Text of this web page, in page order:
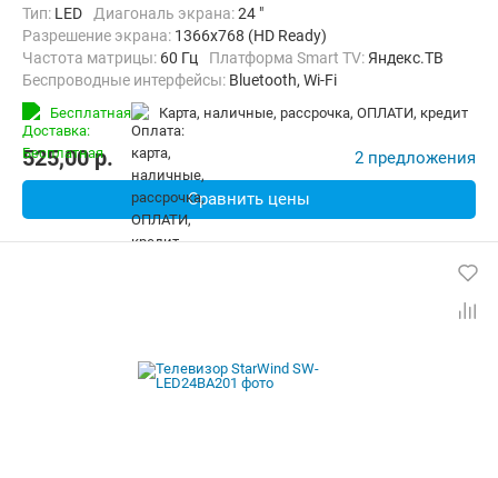
Тип: LED Диагональ экрана:24 "
Разрешение экрана: 1366x768 (HD Ready)
Частота матрицы: 60 Гц Платформа Smart TV: Яндекс.ТВ
Беспроводные интерфейсы: Bluetooth, Wi-Fi
Бесплатная карта, наличные, рассрочка, ОПЛАТИ, кредит
525,00p. 2 предложения
Сравнить цены